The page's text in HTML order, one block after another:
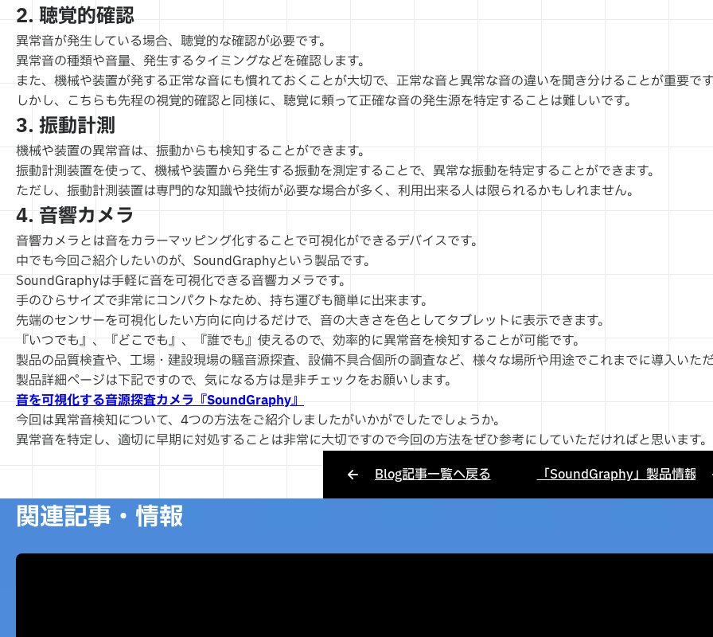
2. 聴覚的確認
異常音が発生している場合、聴覚的な確認が必要です。
異常音の種類や音量、発生するタイミングなどを確認します。
また、機械や装置が発する正常な音にも慣れておくことが大切で、正常な音と異常な音の違いを聞き分けることが重要で
しかし、こちらも先程の視覚的確認と同様に、聴覚に頼って正確な音の発生源を特定することは難しいです。
3. 振動計測
機械や装置の異常音は、振動からも検知することができます。
振動計測装置を使って、機械や装置から発生する振動を測定することで、異常な振動を特定することができます。
ただし、振動計測装置は専門的な知識や技術が必要な場合が多く、利用出来る人は限られるかもしれません。
4. 音響カメラ
音響カメラとは音をカラーマッピング化することで可視化ができるデバイスです。
中でも今回ご紹介したいのが、SoundGraphyという製品です。
SoundGraphyは手軽に音を可視化できる音響カメラです。
手のひらサイズで非常にコンパクトなため、持ち運びも簡単に出来ます。
先端のセンサーを可視化したい方向に向けるだけで、音の大きさを色としてタブレットに表示できます。
『いつでも』、『どこでも』、『誰でも』使えるので、効率的に異常音を検知することが可能です。
製品の品質検査や、工場・建設現場の騒音源探査、設備不具合個所の調査など、様々な場所や用途でこれまでに導入いた
製品詳細ページは下記ですので、気になる方は是非チェックをお願いします。
音を可視化する音源探査カメラ『SoundGraphy』
今回は異常音検知について、4つの方法をご紹介しましたがいかがでしたでしょうか。
異常音を特定し、適切に早期に対処することは非常に大切ですので今回の方法をぜひ参考にしていただければと思います。
Blog記事一覧へ戻る
「SoundGraphy」製品情報
関連記事・情報